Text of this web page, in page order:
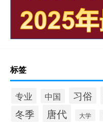
标签
专业 中国 习俗
冬季 唐代 大学